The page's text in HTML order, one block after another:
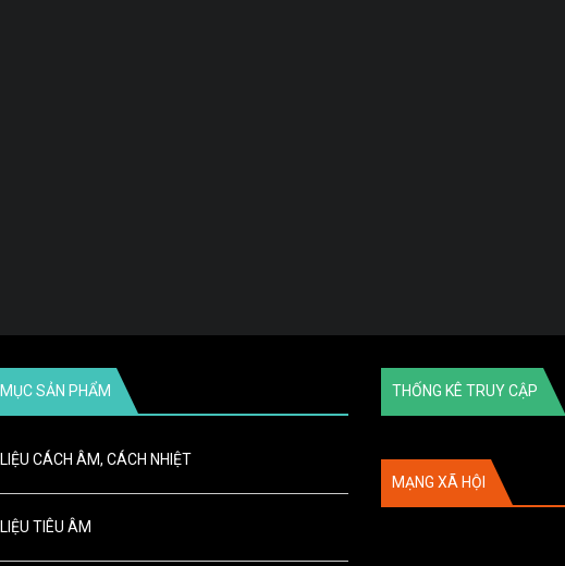
SẢN PHẨM
CÁCH ÂM, CÁCH NHIỆT
TIÊU ÂM
THỐNG KÊ TRUY CẬP
MẠNG XÃ HỘI